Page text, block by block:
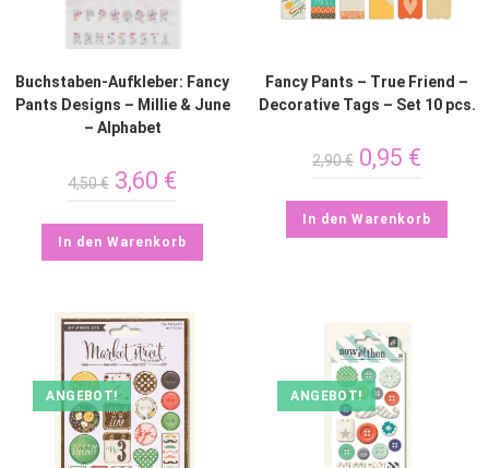
Buchstaben-Aufkleber: Fancy
Pants Designs – Millie & June
– Alphabet
4,50€ 3,60 €
In den Warenkorb
Fancy Pants – True Friend –
Decorative Tags – Set 10 pcs.
2,90€ 0,95 €
In den Warenkorb
ANGEBOT! ANGEBOT!